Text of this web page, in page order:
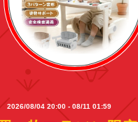
2026/08/04 20:00 - 08/11 01:59